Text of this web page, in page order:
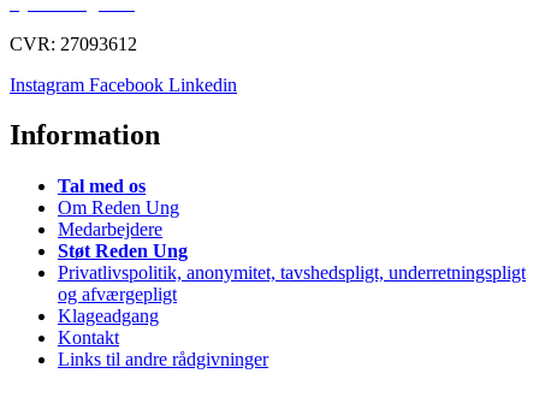
CVR: 27093612
Instagram Facebook Linkedin
Information
Tal med os
Om Reden Ung
Medarbejdere
Støt Reden Ung
Privatlivspolitik, anonymitet, tavshedspligt, underretningspligt
og afværgepligt
Klageadgang
Kontakt
Links til andre rådgivninger